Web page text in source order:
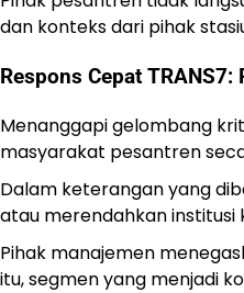
dan konteks dari pihak
Respons Cepat
Menanggapi gelombang
masyarakat pesantren
Dalam keterangan yang
atau merendahkan institusi
Pihak manajemen
itu, segmen yang menjadi